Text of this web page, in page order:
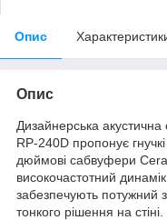
Опис
Опис
Дизайнерська
RP-240D пропонує
дюймові сабвуфери
високочастотний
забезпечують потужний
тонкого рішення на